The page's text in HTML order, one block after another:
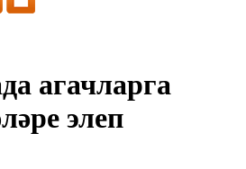
агачларга
элеп